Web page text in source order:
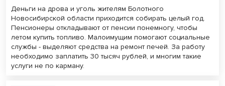
Деньги на дрова и уголь жителям Болотного
Новосибирской области приходится собирать целый год.
Пенсионеры откладывают от пенсии понемногу, чтобы
летом купить топливо. Малоимущим помогают социальные
службы - выделяют средства на ремонт печей. За работу
необходимо заплатить 30 тысяч рублей, и многим такие
услуги не по карману.